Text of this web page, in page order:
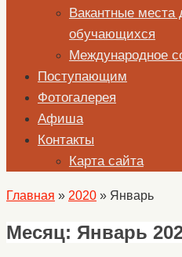
Вакантные места
обучающихся
Международное
Поступающим
Фотогалерея
Афиша
Контакты
Карта сайта
Главная » 2020 » Январь
Месяц: Январь